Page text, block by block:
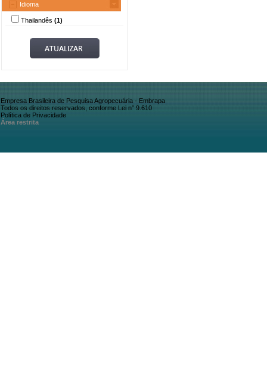
Idioma
Thailandês (1)
Empresa Brasileira de Pesquisa Agropecuária - Embrapa
Todos os direitos reservados, conforme Lei n° 9.610
Política de Privacidade
Área restrita